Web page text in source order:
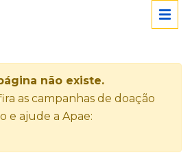
não existe.
as campanhas de doação
e ajude a Apae: